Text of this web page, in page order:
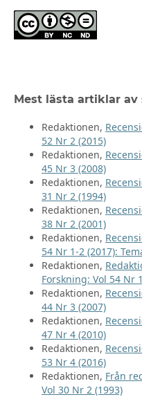
Mest lästa artiklar
Redaktionen,
52 Nr 2 (2015)
Redaktionen,
45 Nr 3 (2008)
Redaktionen,
31 Nr 2 (1994)
Redaktionen,
38 Nr 2 (2001)
Redaktionen,
54 Nr 1-2 (2017):
Redaktionen,
Forskning: Vol 54 Nr
Redaktionen,
44 Nr 3 (2007)
Redaktionen,
47 Nr 4 (2010)
Redaktionen,
53 Nr 4 (2016)
Redaktionen, Från
Vol 30 Nr 2 (1993)